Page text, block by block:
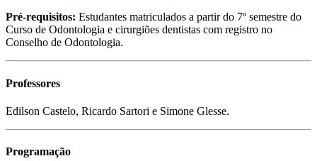
Pré-requisitos: Estudantes matriculados a partir do 7º semestre do
Curso de Odontologia e cirurgiões dentistas com registro no
Conselho de Odontologia.
Professores
Edilson Castelo, Ricardo Sartori e Simone Glesse.
Programação